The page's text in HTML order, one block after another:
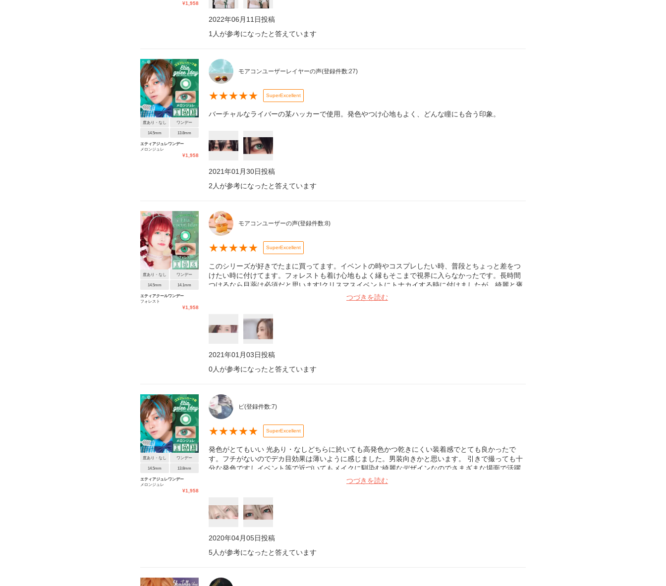
¥1,958
2022年06月11日投稿
1 人が参考になったと答えています
度あり・なし ワンデー
14.5mm 13.8mm
エティアジュレワンデー
メロンジュレ
¥1,958
モアコンユーザーレイヤーの声(登録件数:27)
★★★★★ SuperExcellent
バーチャルなライバーの某ハッカーで使用。発色やつけ心地もよく、どんな瞳にも合う印象。
2021年01月30日投稿
2 人が参考になったと答えています
度あり・なし ワンデー
14.5mm 14.1mm
エティアクールワンデー
フォレスト
¥1,958
モアコンユーザーの声(登録件数:8)
★★★★★ SuperExcellent
このシリーズが好きでたまに買ってます。イベントの時やコスプレしたい時、普段とちょっと差をつ
けたい時に付けてます。フォレストも着け心地もよく縁もそこまで視界に入らなかったです。長時間
つけるなら目薬は必須だと思います!クリスマスイベントにトナカイする時に付けましたが、綺麗と褒
められました。イエベの日本人、薄めのメイクにも馴染む色だと思います!(ガッツリメイクしたけ
つづきを読む
2021年01月03日投稿
0人が参考になったと答えています
度あり・なし ワンデー
14.5mm 13.8mm
エティアジュレワンデー
メロンジュレ
¥1,958
ピ(登録件数:7)
★★★★★ SuperExcellent
発色がとてもいい 光あり・なしどちらに於いても高発色かつ乾きにくい装着感でとても良かったで
す。フチがないのでデカ目効果は薄いように感じました。男装向きかと思います。 引きで撮っても十
分な発色ですしイベント等で近づいてもメイクに馴染む綺麗なデザインなのでさまざまな場面で活躍
しそうです。他の色も試して見たいと思います。つづきを読む
2020年04月05日投稿
5人が参考になったと答えています